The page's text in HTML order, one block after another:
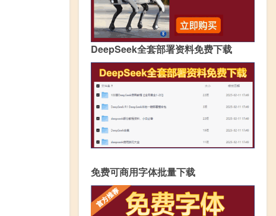
DeepSeek全套部署资料免费下载
免费可商用字体批量下载